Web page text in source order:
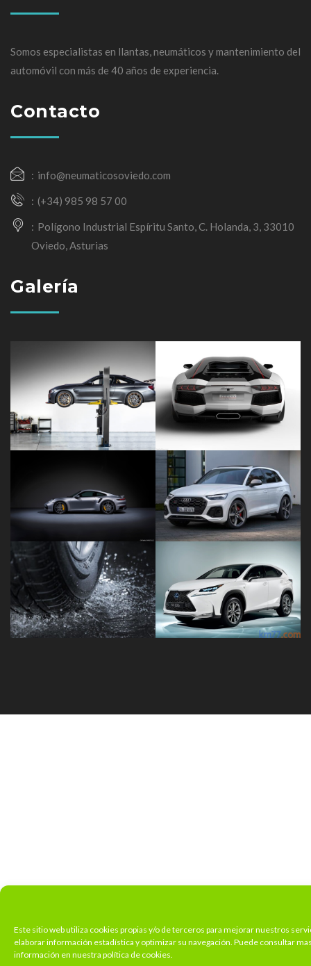
Este sitio web utiliza cookies propias y/o de terceros para mejorar nuestros
elaborar información estadística y optimizar su navegación. Puede consultar
información en nuestra política de cookies.
Somos especialistas en llantas, neumáticos y mantenimiento del
automóvil con más de 40 años de experiencia.
Contacto
info@neumaticosoviedo.com
(+34) 985 98 57 00
Polígono Industrial Espíritu Santo, C. Holanda, 3, 33010
Oviedo, Asturias
Galería